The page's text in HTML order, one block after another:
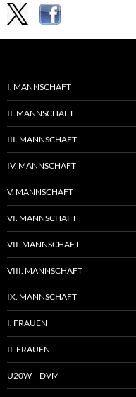
I. MANNSCHAFT
II. MANNSCHAFT
III. MANNSCHAFT
IV. MANNSCHAFT
V. MANNSCHAFT
VI. MANNSCHAFT
VII. MANNSCHAFT
VIII. MANNSCHAFT
IX. MANNSCHAFT
I. FRAUEN
II. FRAUEN
U20W – DVM